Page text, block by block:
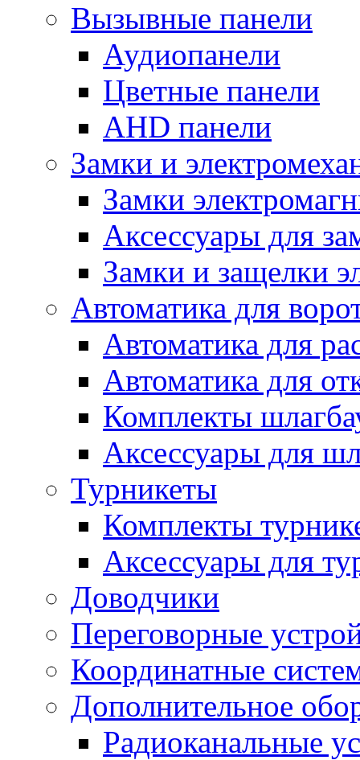
Вызывные панели
Аудиопанели
Цветные панели
AHD панели
Замки и
Замки
Аксессуары для
Замки и защелки
Автоматика для
Автоматика для
Автоматика для
Комплекты
Аксессуары для
Турникеты
Комплекты
Аксессуары для
Доводчики
Переговорные
Координатные
Дополнительное
Радиоканальные